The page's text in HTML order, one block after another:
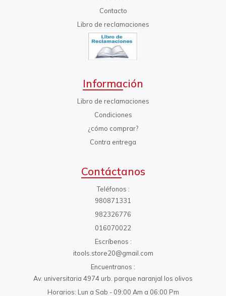
Contacto
Libro de reclamaciones
Información
Libro de reclamaciones
Condiciones
¿cómo comprar?
Contra entrega
Contáctanos
Teléfonos
980871331
982326776
016070022
Escríbenos
itools.store20@gmail.com
Encuentranos
Av. universitaria 4974 urb. parque naranjal los olivos
Horarios: Lun a Sab - 09:00 Am a 06:00 Pm